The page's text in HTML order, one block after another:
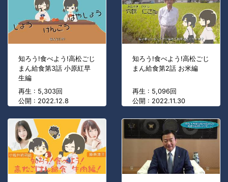
知ろう!食べよう!高松ごじ
まん給食第3話 小原紅早
生編
再生 : 5,303回
公開 : 2022.12.8
知ろう!食べよう!高松ごじ
まん給食第2話 お米編
再生 : 5,096回
公開 : 2022.11.30